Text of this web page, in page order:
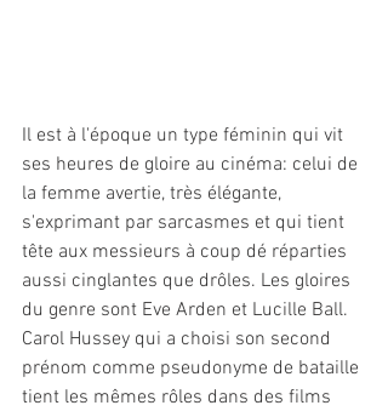
Il est à l'époque un type féminin qui vit
ses heures de gloire au cinéma: celui de
la femme avertie, très élégante,
s'exprimant par sarcasmes et qui tient
tête aux messieurs à coup dé réparties
aussi cinglantes que drôles. Les gloires
du genre sont Eve Arden et Lucille Ball.
Carol Hussey qui a choisi son second
prénom comme pseudonyme de bataille
tient les mêmes rôles dans des films